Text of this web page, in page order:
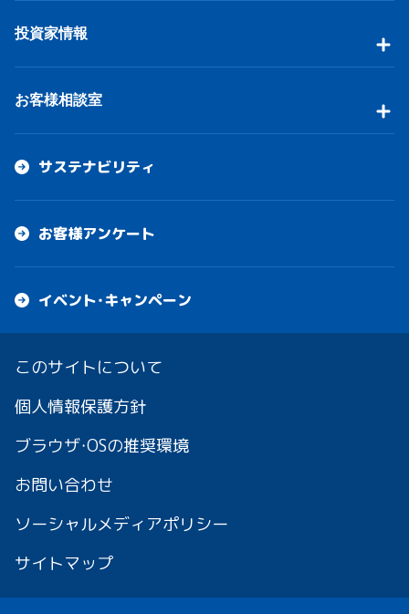
投資家情報
お客様相談室
サステナビリティ
お客様アンケート
イベント・キャンペーン
このサイトについて
個人情報保護方針
ブラウザ・OSの推奨環境
お問い合わせ
ソーシャルメディアポリシー
サイトマップ